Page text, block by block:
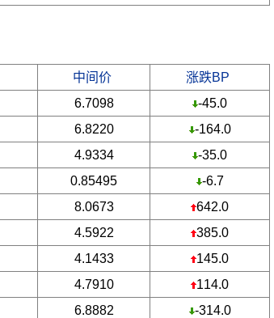
中间价
涨跌BP
6.7098
-45.0
6.8220
-164.0
4.9334
-35.0
0.85495
-6.7
8.0673
642.0
4.5922
385.0
4.1433
145.0
4.7910
114.0
6.8882
-314.0